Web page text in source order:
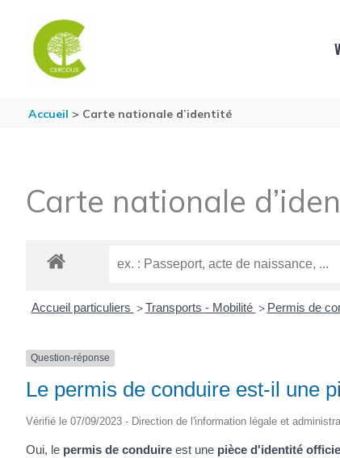
Accueil Carte nationale d’identité
Carte nationale
Accueil particuliers > Transports - Mobilité > Permis de
Question-réponse
Le permis de conduire est-il une
Vérifié le 07/09/2023 - Direction de l'information légale et
Oui, le permis de conduire est une pièce d'identité